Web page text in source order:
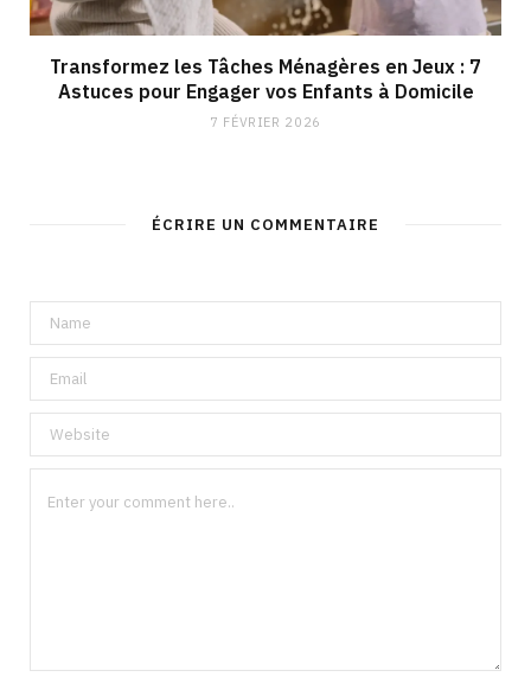
Transformez les Tâches Ménagères en Jeux : 7
Astuces pour Engager vos Enfants à Domicile
7 FÉVRIER 2026
ÉCRIRE UN COMMENTAIRE